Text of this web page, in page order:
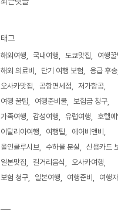
태그
해외여행 국내여행 도쿄맛집
여행꿀
해외 의료비
단기 여행 보험
응급 후송
오사카맛집
공항면세점
저가항공
여행 꿀팁
여행준비물
보험금 청구
가족여행
감성여행 유럽여행
호텔
이탈리아여행
여행팁
에어비앤비
올인클루시브
수하물 분실
신용카드
일본맛집
길거리음식
오사카여행
보험 청구
일본여행 여행준비 여행